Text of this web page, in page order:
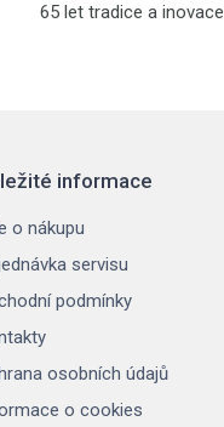
65 let tradice a inovace
informace
o nákupu
servisu
podmínky
osobních údajů
o cookies